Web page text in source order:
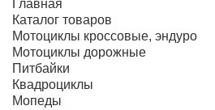
Главная
Каталог товаров
Мотоциклы кроссовые, эндуро
Мотоциклы дорожные
Питбайки
Квадроциклы
Мопеды